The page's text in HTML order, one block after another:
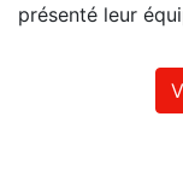
présenté leur